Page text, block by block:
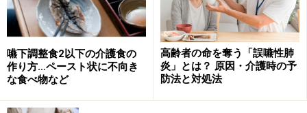
※日常生活自立度は、要介護認定の際の認定調査票や主
治医意見書を参考に判断される。
※市区町村によって判定基準が異なる場合があり、要介
護2や3以上から障害者に該当する地域や、要介護3以上
から特別障害者に該当する地域、要介護度を判定基準に
含めない地域などがある。
嚥下調整食2以下の介護食の
作り方…ペースト状に不向き
な食べ物など
高齢者の命を奪う「誤嚥性肺
炎」とは？ 原因・介護時の予
防法と対処法